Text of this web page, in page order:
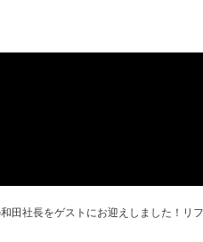
田社長をゲストにお迎えしました！リ